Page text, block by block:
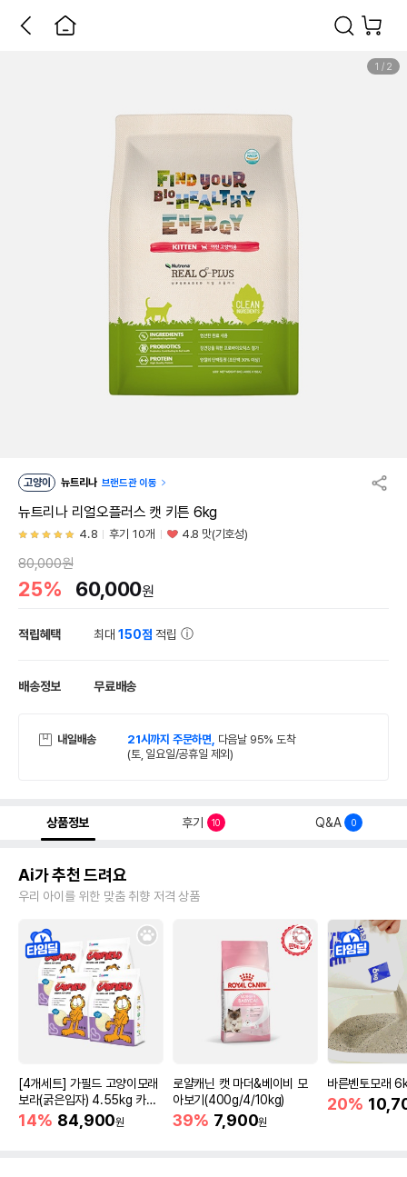
1 / 2
고양이 뉴트리나 브랜드관 이동
뉴트리나 리얼오플러스 캣 키튼 6kg
4.8 후기 10개 4.8 맛(기호성)
80,000원
25% 60,000원
적립혜택 최대150점 적립
배송정보 무료배송
내일배송 21시까지 주문하면, 다음날 95% 도착
(토, 일요일/공휴일 제외)
상품정보 후기 10 Q&A 0
Ai가 추천 드려요
우리 아이를 위한 맞춤 취향 저격 상품
[4개세트] 가필드 고양이모래
보라(굵은입자) 4.55kg 카사
바모래
14% 84,900원
로얄캐닌 캣 마더&베이비 모
아보기(400g/4/10kg)
39% 7,900원
바른벤토모래
20%